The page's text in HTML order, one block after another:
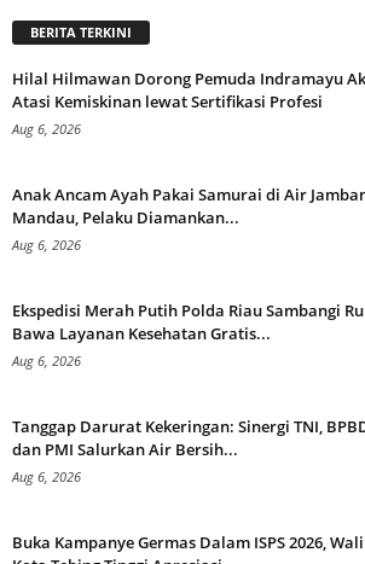
BERITA TERKINI
Hilal Hilmawan Dorong Pemuda Indramayu
Atasi Kemiskinan lewat Sertifikasi Profesi
Aug 6, 2026
Anak Ancam Ayah Pakai Samurai di Air
Mandau, Pelaku Diamankan...
Aug 6, 2026
Ekspedisi Merah Putih Polda Riau Sambangi
Bawa Layanan Kesehatan Gratis...
Aug 6, 2026
Tanggap Darurat Kekeringan: Sinergi TNI,
dan PMI Salurkan Air Bersih...
Aug 6, 2026
Buka Kampanye Germas Dalam ISPS 2026, Wali